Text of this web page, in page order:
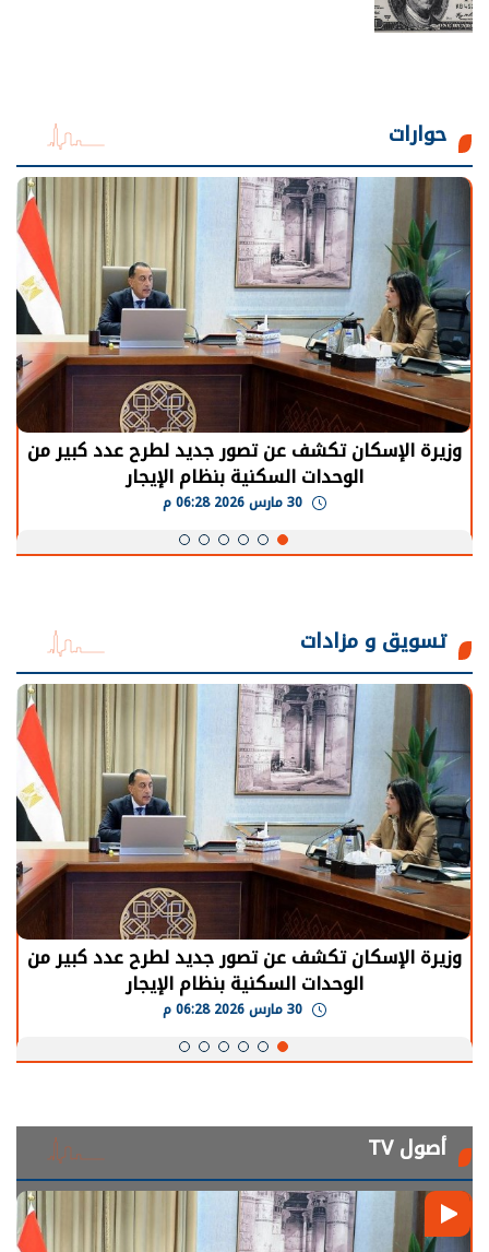
حوارات
وزيرة الإسكان تكشف عن تصور جديد لطرح عدد كبير من
الوحدات السكنية بنظام الإيجار
تسويق و مزادات
وزيرة الإسكان تكشف عن تصور جديد لطرح عدد كبير من
الوحدات السكنية بنظام الإيجار
أصول TV